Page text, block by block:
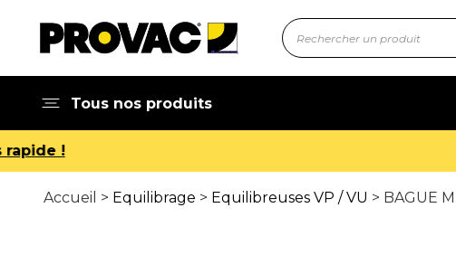
Tous nos produits
Accueil > Equilibrage > Equilibreuses VP / VU > BAGUE